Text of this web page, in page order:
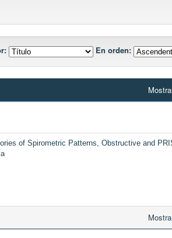
En orden:
of Spirometric Patterns, Obstructive and